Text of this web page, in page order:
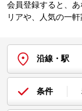
会員登録すると、
リアや、人気の一
沿線・駅
条件